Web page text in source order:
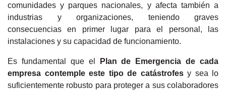
comunidades y parques nacionales, y afecta también a
industrias y organizaciones, teniendo graves
consecuencias en primer lugar para el personal, las
instalaciones y su capacidad de funcionamiento.
Es fundamental que el
Plan de Emergencia de cada
empresa contemple este tipo de catástrofesy sea lo
suficientemente robusto para proteger a sus colaboradores